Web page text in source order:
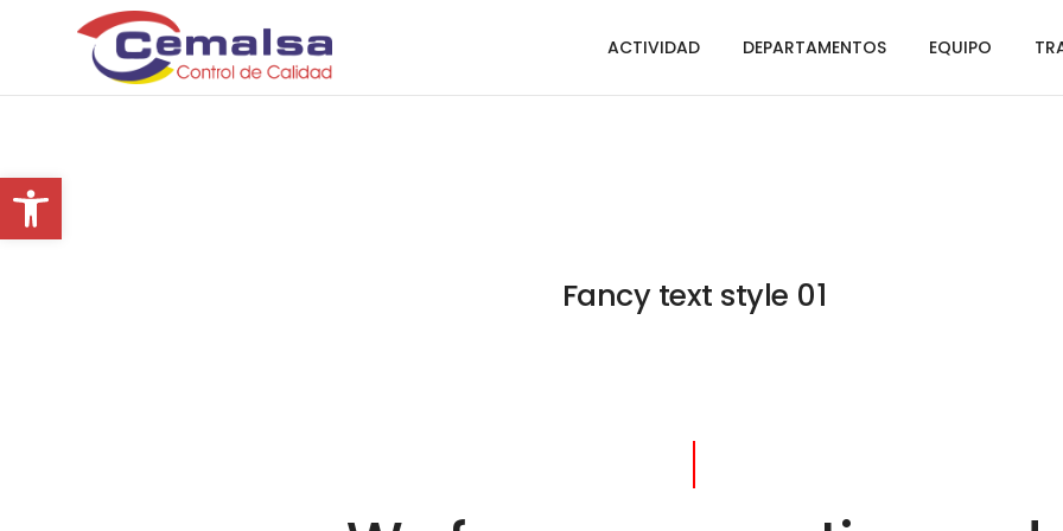
Abrir barra de herramientas
ACTIVIDAD DEPARTAMENTOS EQUIPO
Fancy text
Fancy text style 01